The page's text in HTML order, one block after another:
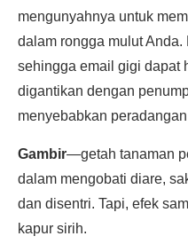
mengunyahnya untuk
dalam rongga mulut
sehingga email gigi dapat
digantikan dengan
menyebabkan
Gambir—getah tanaman
dalam mengobati diare,
dan disentri. Tapi, efek
kapur sirih.